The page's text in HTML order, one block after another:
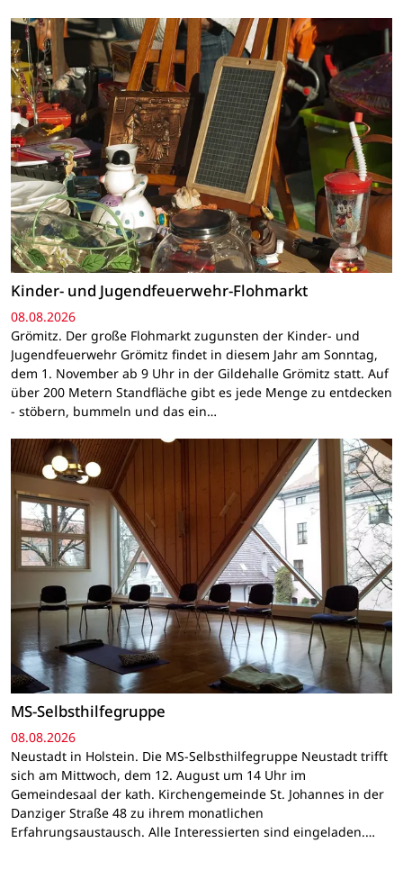
Kinder- und Jugendfeuerwehr-Flohmarkt
08.08.2026
Grömitz. Der große Flohmarkt zugunsten der Kinder- und
Jugendfeuerwehr Grömitz findet in diesem Jahr am Sonntag,
dem 1. November ab 9 Uhr in der Gildehalle Grömitz statt. Auf
über 200 Metern Standfläche gibt es jede Menge zu entdecken
- stöbern, bummeln und das ein…
MS-Selbsthilfegruppe
08.08.2026
Neustadt in Holstein. Die MS-Selbsthilfegruppe Neustadt trifft
sich am Mittwoch, dem 12. August um 14 Uhr im
Gemeindesaal der kath. Kirchengemeinde St. Johannes in der
Danziger Straße 48 zu ihrem monatlichen
Erfahrungsaustausch. Alle Interessierten sind eingeladen.…